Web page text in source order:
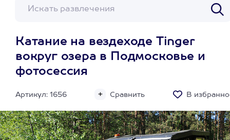
Катание на вездеходе Tinger
вокруг озера в Подмосковье и
фотосессия
Артикул: 1656 Сравнить В